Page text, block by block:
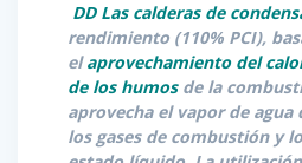
DD Las calderas de
rendimiento (110% PCI),
elaprovechamiento del
de los humosde la
aprovecha el vapor de agua
los gases de combustión y